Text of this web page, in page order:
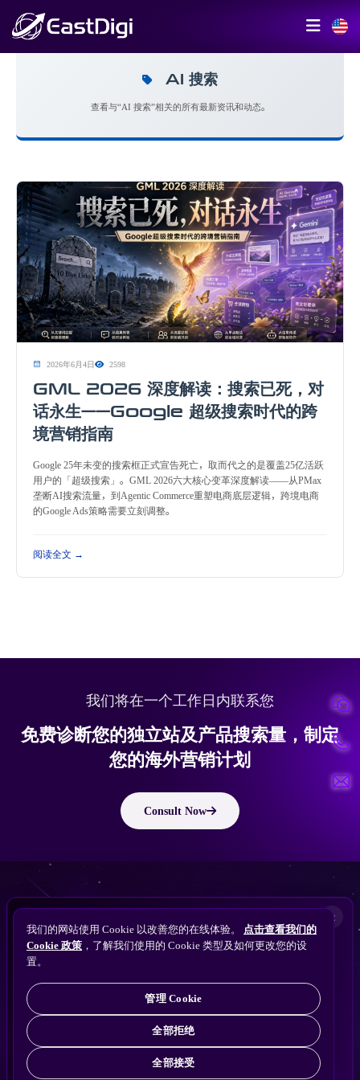
AI 搜索
查看与“AI 搜索”相关的所有最新资讯和动态。
2026年6月4日 2598
GML 2026 深度解读：搜索已死，对
话永生——Google 超级搜索时代的跨
境营销指南
Google 25年未变的搜索框正式宣告死亡，取而代之的是覆盖25亿活跃
用户的「超级搜索」。GML 2026六大核心变革深度解读——从PMax
垄断AI搜索流量，到Agentic Commerce重塑电商底层逻辑，跨境电商
的Google Ads策略需要立刻调整。
阅读全文 →
我们将在一个工作日内联系您
免费诊断您的独立站及产品搜索量，制定
您的海外营销计划
Consult Now
版权所有 © 2010 ~ 2026 隽永东方/EastDigi--专注企业海外业务增长
备案号：苏ICP备14005285号-11
我们的网站使用 Cookie 以改善您的在线体验。 点击查看我们的
Cookie 政策 ，了解我们使用的 Cookie 类型及如何更改您的设
置。
管理 Cookie
全部拒绝
全部接受
×
Perplexity
Gemini
ChatGPT
搜索找到您的独立站？
免费获取隽永东方 SEO / AEO / GEO 独立站可见
免费诊断→